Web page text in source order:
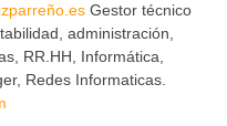
Gestor técnico
administración,
RR.HH, Informática,
Redes Informaticas.